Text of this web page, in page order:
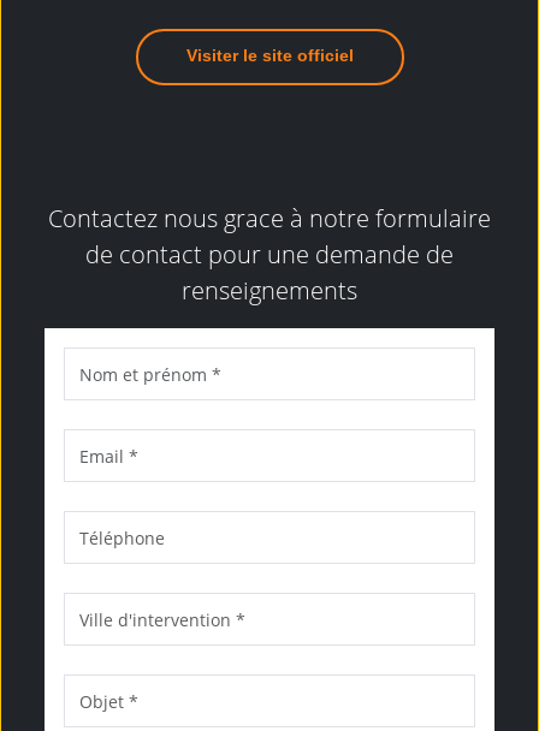
Visiter le site officiel
Contactez nous grace à notre formulaire
de contact pour une demande de
renseignements